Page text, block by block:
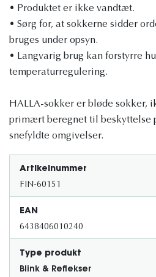
• Produktet er ikke vandtæt.
• Sørg for, at sokkerne sidder
bruges under opsyn.
• Langvarig brug kan forstyrre
temperaturregulering.
HALLA-sokker er bløde sokker,
primært beregnet til beskyttelse
snefyldte omgivelser.
Artikelnummer
FIN-60151
EAN
6438406010240
Type produkt
Blink & Reflekser